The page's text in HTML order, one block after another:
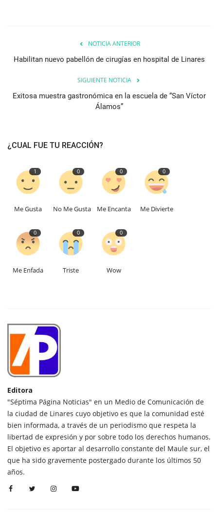
NOTICIA ANTERIOR
Habilitan nuevo pabellón de cirugías en hospital de Linares
SIGUIENTE NOTICIA
Exitosa muestra gastronómica en la escuela de “San Víctor
Álamos”
¿CUAL FUE TU REACCIÓN?
1
Me Gusta
0
No Me Gusta
0
Me Encanta
0
Me Divierte
0
Me Enfada
0
Triste
0
Wow
Editora
"Séptima Página Noticias" en un Medio de Comunicación de
la ciudad de Linares cuyo objetivo es que la comunidad esté
bien informada, a través de un periodismo que respeta la
libertad de expresión y por sobre todo los derechos humanos.
El objetivo es aportar al desarrollo constante del Maule sur, el
que ha sido gravemente postergado durante los últimos 50
años.